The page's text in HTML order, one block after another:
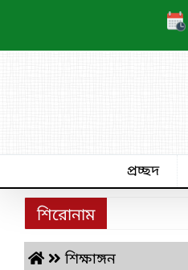
প্রচ্ছদ
শিরোনাম
শিক্ষাঙ্গন